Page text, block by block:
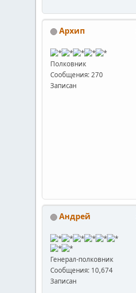
Архип
Полковник
Сообщения: 270
Записан
Андрей
Генерал-полковник
Сообщения: 10,674
Записан